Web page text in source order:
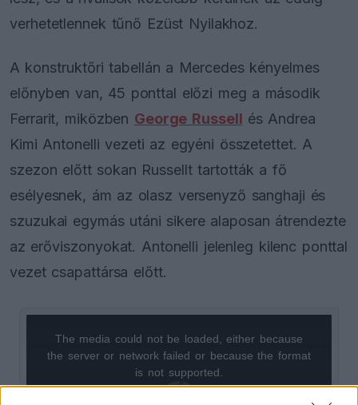
verhetetlennek tűnő Ezüst Nyilakhoz.
A konstruktőri tabellán a Mercedes kényelmes
előnyben van, 45 ponttal előzi meg a második
Ferrarit, miközben George Russell és Andrea
Kimi Antonelli vezeti az egyéni összetettet. A
szezon előtt sokan Russellt tartották a fő
esélyesnek, ám az olasz versenyző sanghaji és
szuzukai egymás utáni sikere alaposan átrendezte
az erőviszonyokat. Antonelli jelenleg kilenc ponttal
vezet csapattársa előtt.
Video
The media could not be loaded, either because
the server or network failed or because the format
is not supported.